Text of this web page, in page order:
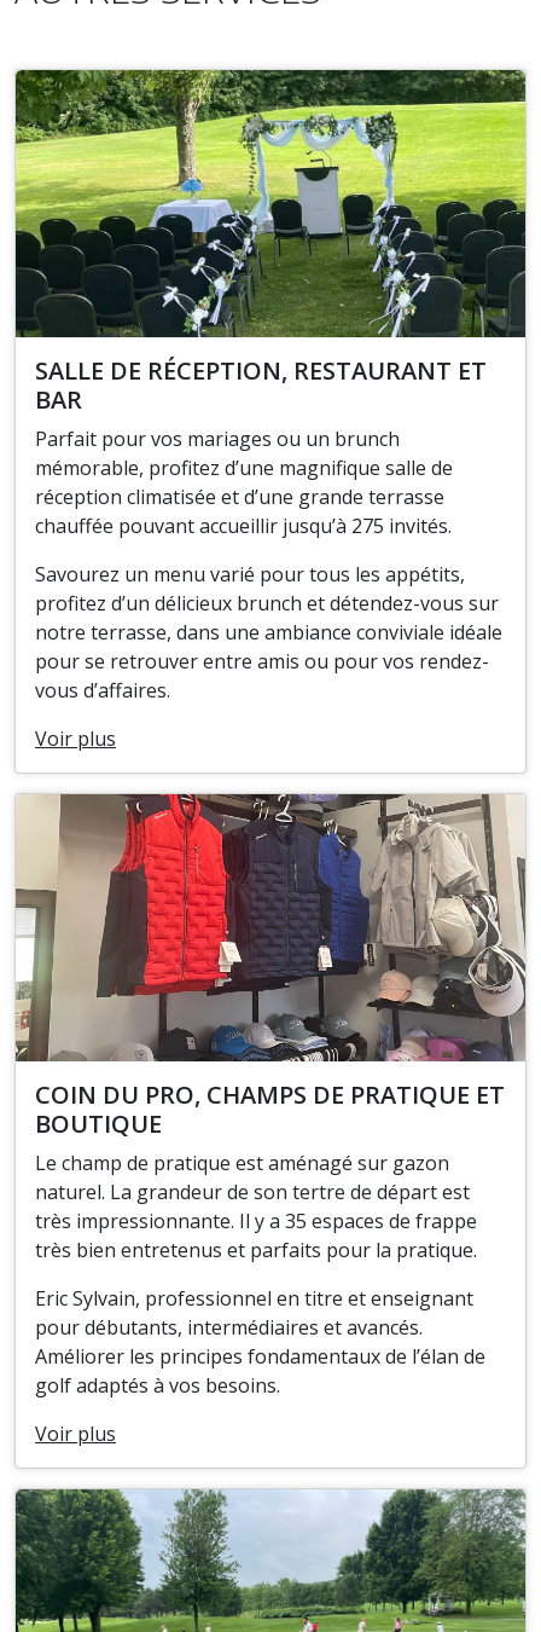
SALLE DE RÉCEPTION, RESTAURANT ET
BAR
Parfait pour vos mariages ou un brunch
mémorable, profitez d’une magnifique salle de
réception climatisée et d’une grande terrasse
chauffée pouvant accueillir jusqu’à 275 invités.
Savourez un menu varié pour tous les appétits,
profitez d’un délicieux brunch et détendez-vous sur
notre terrasse, dans une ambiance conviviale idéale
pour se retrouver entre amis ou pour vos rendez-
vous d’affaires.
Voir plus
COIN DU PRO, CHAMPS DE PRATIQUE ET
BOUTIQUE
Le champ de pratique est aménagé sur gazon
naturel. La grandeur de son tertre de départ est
très impressionnante. Il y a 35 espaces de frappe
très bien entretenus et parfaits pour la pratique.
Eric Sylvain, professionnel en titre et enseignant
pour débutants, intermédiaires et avancés.
Améliorer les principes fondamentaux de l’élan de
golf adaptés à vos besoins.
Voir plus